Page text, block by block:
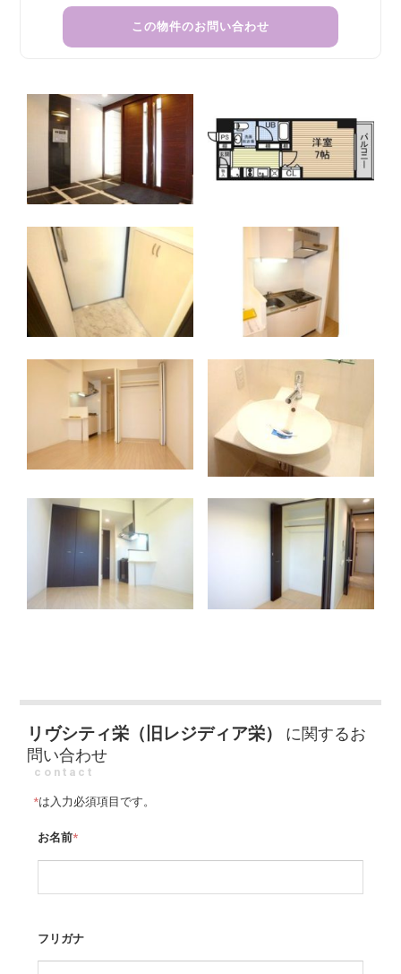
この物件のお問い合わせ
リヴシティ栄（旧レジディア栄）
に関するお
問い合わせ
contact
*は入力必須項目です。
お名前*
フリガナ